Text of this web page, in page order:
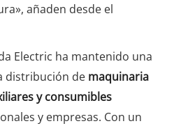
añaden desde el
Electric ha mantenido una
distribución de maquinaria
y consumibles
y empresas. Con un